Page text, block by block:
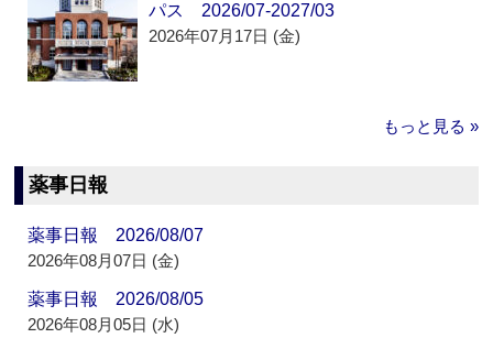
パス 2026/07-2027/03
2026年07月17日 (金)
もっと見る »
薬事日報
薬事日報 2026/08/07
2026年08月07日 (金)
薬事日報 2026/08/05
2026年08月05日 (水)